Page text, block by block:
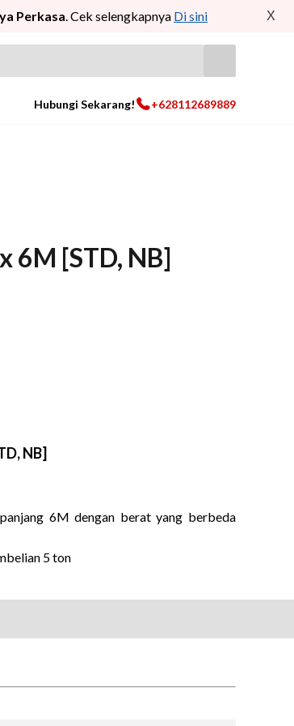
Perkasa. Cek selengkapnya Di sini X
Hubungi Sekarang! +628112689889
6M [STD, NB]
NB]
6M dengan berat yang berbeda
5 ton